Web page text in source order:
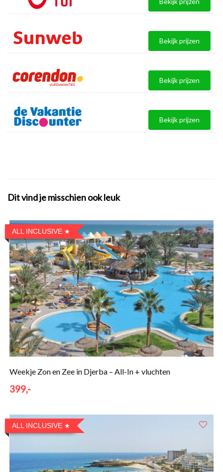
Bekijk prijzen
Bekijk prijzen
Bekijk prijzen
Dit vind je misschien ook leuk
ALL INCLUSIVE
Weekje Zon en Zee in Djerba – All-In + vluchten
399,-
ALL INCLUSIVE